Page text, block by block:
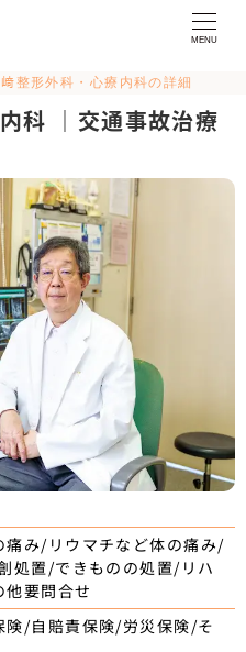
MENU
整形外科・心療内科の詳細
科 ｜交通事故治療
痛み/リウマチなど体の痛み/
処置/できものの処置/リハ
要問合せ
険/自賠責保険/労災保険/そ